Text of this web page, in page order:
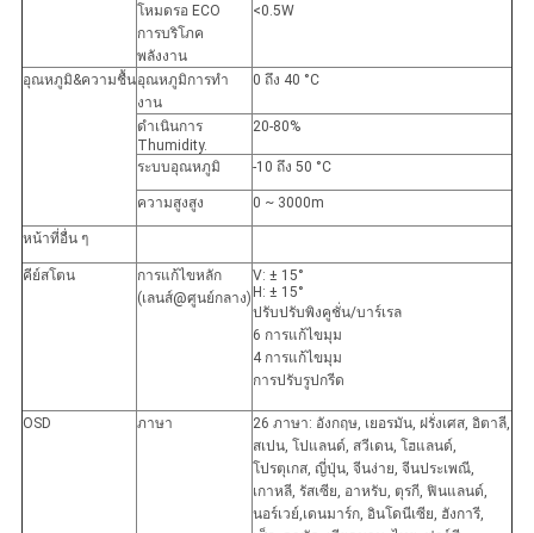
โหมดรอ ECO
การบริโภค
พลังงาน
<0.5W
อุณหภูมิ&ความชื้นอุณหภูมิการทํา
งาน
0 ถึง 40 °C
ดําเนินการ
Thumidity.
20-80%
ระบบอุณหภูมิ -10 ถึง 50 °C
ความสูงสูง 0 ~ 3000m
หน้าที่อื่น ๆ
คีย์สโตน
การแก้ไขหลัก
(เลนส์@ศูนย์กลาง)
V: ± 15°
H: ± 15°
ปรับปรับพิงคูชั่น/บาร์เรล
6 การแก้ไขมุม
4 การแก้ไขมุม
การปรับรูปกรีด
OSD ภาษา
26 ภาษา: อังกฤษ, เยอรมัน, ฝรั่งเศส, อิตาลี,
สเปน, โปแลนด์, สวีเดน, โฮแลนด์,
โปรตุเกส, ญี่ปุ่น, จีนง่าย, จีนประเพณี,
เกาหลี, รัสเซีย, อาหรับ, ตุรกี, ฟินแลนด์,
นอร์เวย์,เดนมาร์ก, อินโดนีเซีย, ฮังการี,